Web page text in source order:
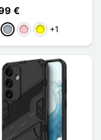
€
Gris RosaAmarillo
+1